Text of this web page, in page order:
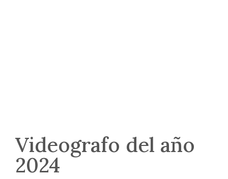
Videografo del año
2024